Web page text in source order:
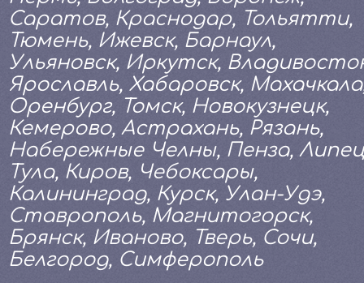
Саратов, Краснодар, Тольятти,
Тюмень, Ижевск, Барнаул,
Ульяновск, Иркутск,
Ярославль, Хабаровск,
Оренбург, Томск, Новокузнецк,
Кемерово, Астрахань, Рязань,
Набережные Челны, Пенза,
Тула, Киров, Чебоксары,
Калининград, Курск, Улан-Удэ,
Ставрополь, Магнитогорск,
Брянск, Иваново, Тверь, Сочи,
Белгород, Симферополь